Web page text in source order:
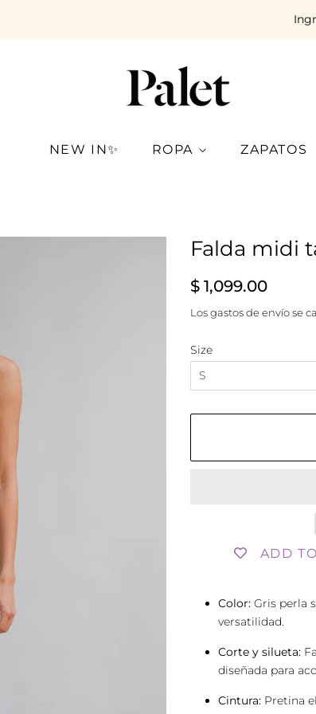
NEW IN✨ ROPA ZAPATOS
Falda midi
Precio
$ 1,099.00
venta
Losgastos de envíose
Size
ADD
Color: Gris perla
versatilidad.
Corte y silueta:
diseñada para
Cintura: Pretina